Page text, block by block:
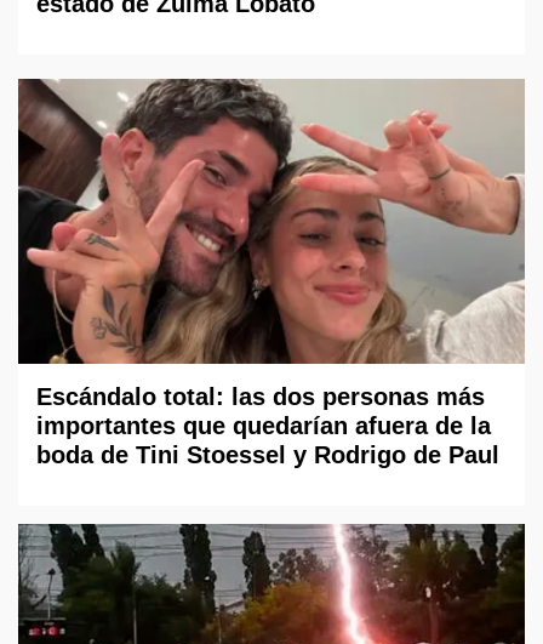
Escándalo total: las dos personas más
importantes que quedarían afuera de la
boda de Tini Stoessel y Rodrigo de Paul